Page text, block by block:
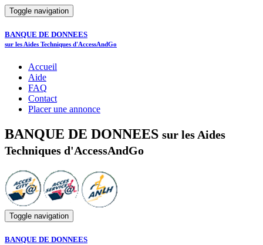
Toggle navigation
BANQUE DE DONNEES
sur les Aides Techniques d'AccessAndGo
Accueil
Aide
FAQ
Contact
Placer une annonce
BANQUE DE DONNEES sur les Aides
Techniques d'AccessAndGo
Toggle navigation
BANQUE DE DONNEES